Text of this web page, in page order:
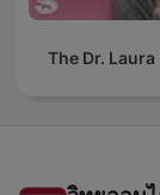
The Dr.